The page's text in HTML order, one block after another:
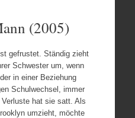
(2005)
gefrustet. Ständig zieht
Schwester um, wenn
in einer Beziehung
Schulwechsel, immer
hat sie satt. Als
umzieht, möchte